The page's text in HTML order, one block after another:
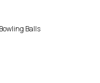
Balls